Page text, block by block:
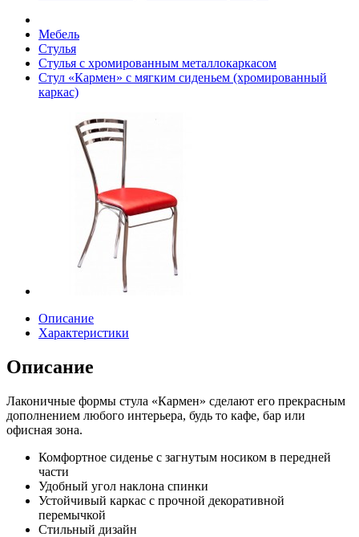
Мебель
Стулья
Cтулья с хромированным металлокаркасом
Стул «Кармен» с мягким сиденьем (хромированный
каркас)
Описание
Характеристики
Описание
Лаконичные формы стула «Кармен» сделают его прекрасным
дополнением любого интерьера, будь то кафе, бар или
офисная зона.
Комфортное сиденье с загнутым носиком в передней
части
Удобный угол наклона спинки
Устойчивый каркас с прочной декоративной
перемычкой
Стильный дизайн